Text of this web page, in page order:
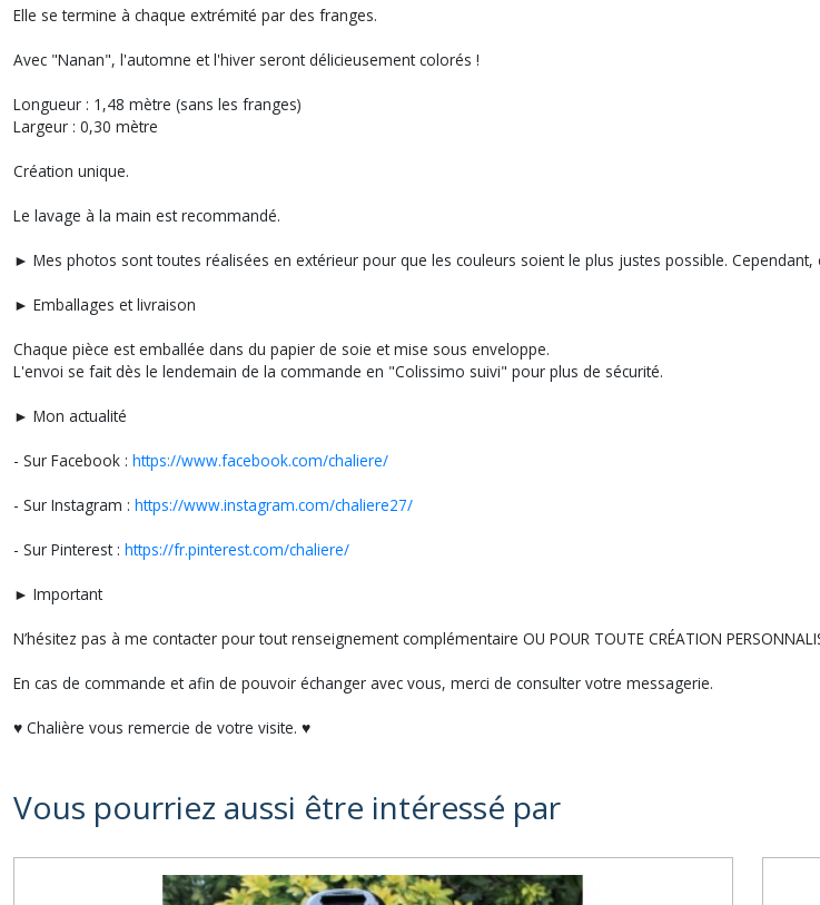
Elle se termine à chaque extrémité par des franges.
Avec "Nanan", l'automne et l'hiver seront délicieusement colorés !
Longueur : 1,48 mètre (sans les franges)
Largeur : 0,30 mètre
Création unique.
Le lavage à la main est recommandé.
► Mes photos sont toutes réalisées en extérieur pour que les couleurs soient le plus justes possible. Cependant,
► Emballages et livraison
Chaque pièce est emballée dans du papier de soie et mise sous enveloppe.
L'envoi se fait dès le lendemain de la commande en "Colissimo suivi" pour plus de sécurité.
► Mon actualité
- Sur Facebook : https://www.facebook.com/chaliere/
- Sur Instagram : https://www.instagram.com/chaliere27/
- Sur Pinterest : https://fr.pinterest.com/chaliere/
► Important
N’hésitez pas à me contacter pour tout renseignement complémentaire OU POUR TOUTE CRÉATION
En cas de commande et afin de pouvoir échanger avec vous, merci de consulter votre messagerie.
♥ Chalière vous remercie de votre visite. ♥
Vous pourriez aussi être intéressé par